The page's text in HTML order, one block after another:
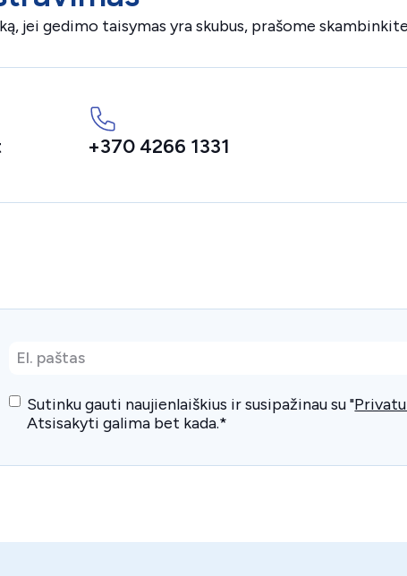
jei gedimo taisymas yra skubus, prašome
+370 4266 1331
El.
paštas*
Consent*
Sutinku gauti naujienlaiškius ir susipažinau su "
Atsisakyti galima bet kada.*